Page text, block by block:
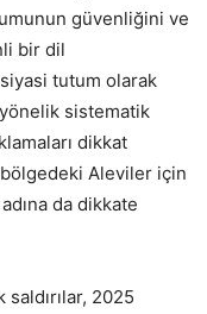
güvenliğini ve
bir dil
siyasi tutum olarak
sistematik
dikkat
bölgedeki Aleviler için
da dikkate
2025